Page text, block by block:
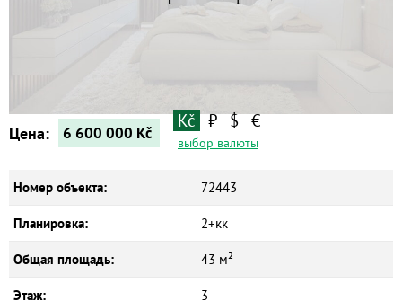
Квартиры
Цена: 6 600 000 Kč
Kč ₽ $ €
выбор валюты
Номер объекта: 72443
Планировка: 2+кк
Общая площадь: 43 м²
Этаж: 3